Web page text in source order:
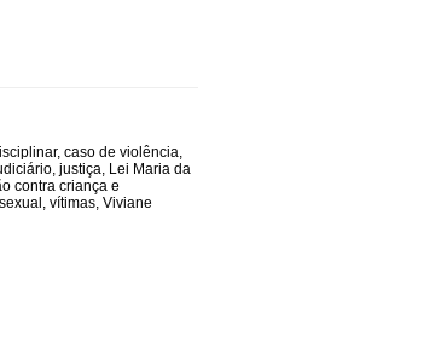
, caso de violência,
, justiça, Lei Maria da
contra criança e
, vítimas, Viviane